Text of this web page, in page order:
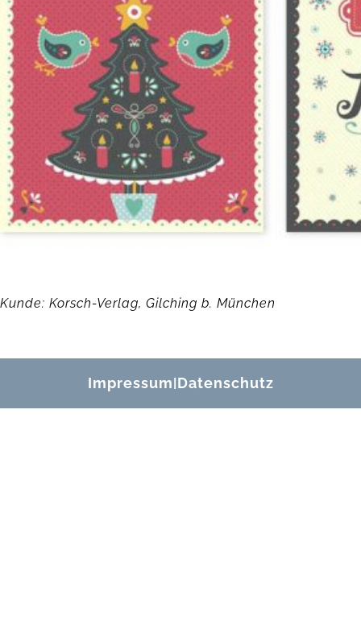
Kunde: Korsch-Verlag, Gilching b. München
Impressum Datenschutz